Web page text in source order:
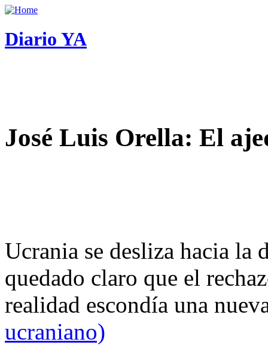
Diario YA
José Luis Orella: El
Ucrania se desliza hacia
quedado claro que el
realidad escondía una
ucraniano)